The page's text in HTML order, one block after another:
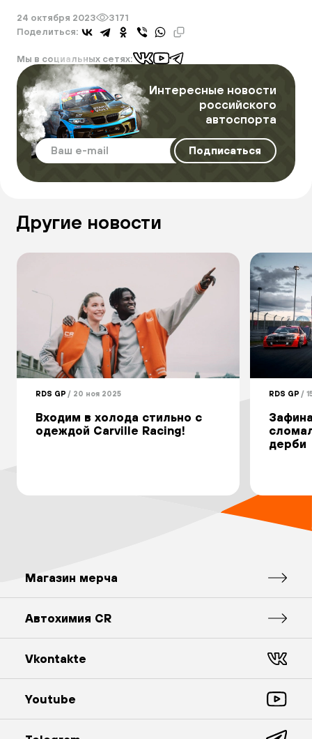
24 октября 2023
3171
Поделиться:
Мы в социальных сетях:
Интересные новости
российского
автоспорта
Другие новости
RDS GP / 20 ноя 2025
Входим в холода стильно с
одеждой Carville Racing!
RDS GP/
дерби
Магазин мерча
Автохимия CR
Vkontakte
Youtube